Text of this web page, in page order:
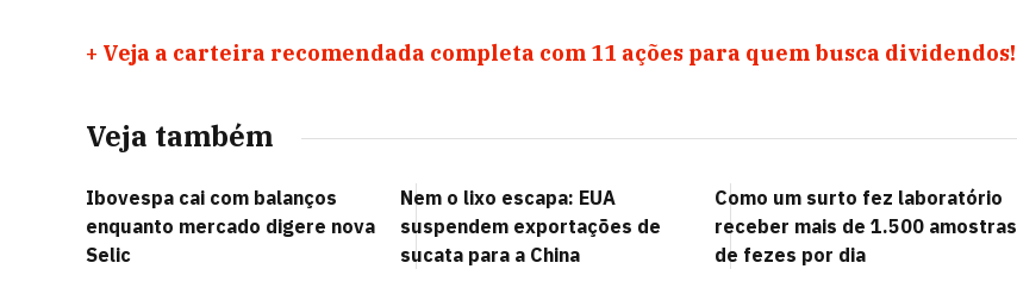
+ Veja a carteira recomendada completa com 11 ações para quem busca dividendos!
Veja também
Ibovespa cai com balanços
enquanto mercado digere nova
Selic
Nem o lixo escapa: EUA
suspendem exportações de
sucata para a China
Como um surto fez laboratório
receber mais de 1.500 amostras
de fezes por dia